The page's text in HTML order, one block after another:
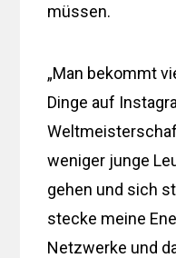
müssen.
„Man bekommt
Dinge auf
weniger junge
gehen und sich
stecke meine
Netzwerke und